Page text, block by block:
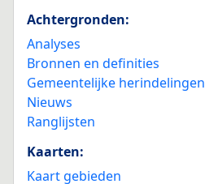
Achtergronden:
Analyses
Bronnen en definities
Gemeentelijke herindelingen
Nieuws
Ranglijsten
Kaarten:
Kaart gebieden